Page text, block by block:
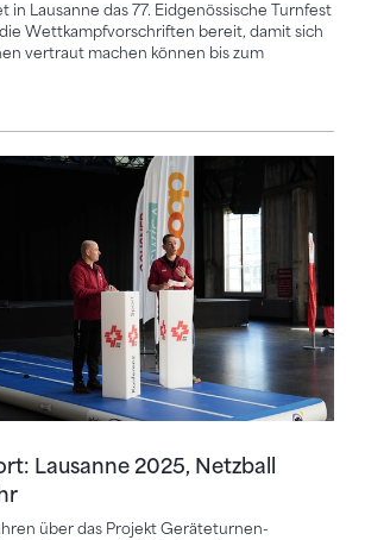
in Lausanne das 77. Eidgenössische Turnfest
Wettkampfvorschriften bereit, damit sich
vertraut machen können bis zum
Lausanne 2025, Netzball
über das Projekt Geräteturnen-
Lausanne 2025, Netzball und